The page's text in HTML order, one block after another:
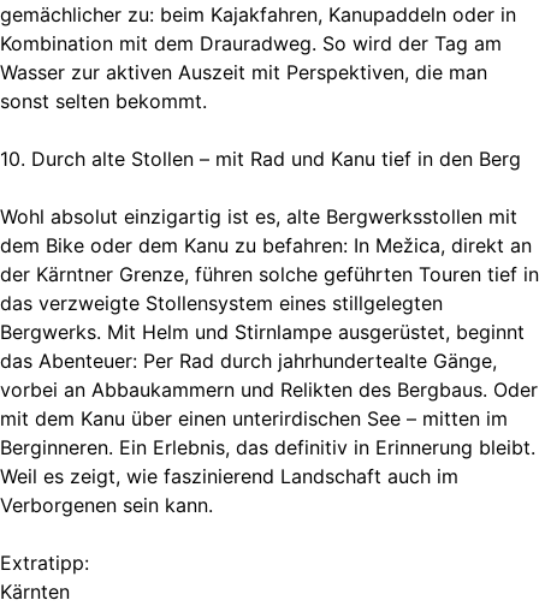
gemächlicher zu: beim Kajakfahren, Kanupaddeln oder in
Kombination mit dem Drauradweg. So wird der Tag am
Wasser zur aktiven Auszeit mit Perspektiven, die man
sonst selten bekommt.
10. Durch alte Stollen – mit Rad und Kanu tief in den Berg
Wohl absolut einzigartig ist es, alte Bergwerksstollen mit
dem Bike oder dem Kanu zu befahren: In Mežica, direkt an
der Kärntner Grenze, führen solche geführten Touren tief in
das verzweigte Stollensystem eines stillgelegten
Bergwerks. Mit Helm und Stirnlampe ausgerüstet, beginnt
das Abenteuer: Per Rad durch jahrhundertealte Gänge,
vorbei an Abbaukammern und Relikten des Bergbaus. Oder
mit dem Kanu über einen unterirdischen See – mitten im
Berginneren. Ein Erlebnis, das definitiv in Erinnerung bleibt.
Weil es zeigt, wie faszinierend Landschaft auch im
Verborgenen sein kann.
Extratipp:
Kärnten